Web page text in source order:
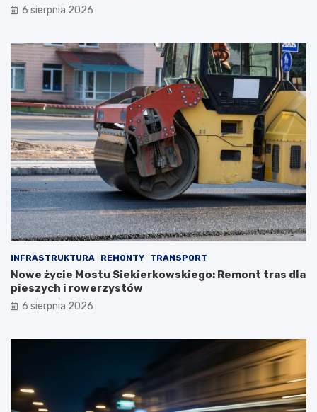
6 sierpnia 2026
INFRASTRUKTURA REMONTY TRANSPORT
Nowe życie Mostu Siekierkowskiego: Remont tras dla
pieszych i rowerzystów
6 sierpnia 2026